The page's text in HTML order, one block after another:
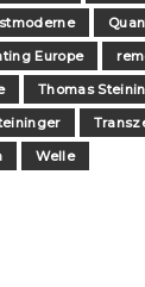
Europe
Thomas
Welle